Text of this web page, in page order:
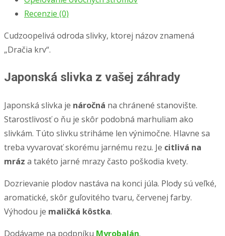
Recenzie (0)
Cudzoopelivá odroda slivky, ktorej názov znamená
„Dračia krv“.
Japonská slivka z vašej záhrady
Japonská slivka je náročná na chránené stanovište.
Starostlivosť o ňu je skôr podobná marhuliam ako
slivkám. Túto slivku striháme len výnimočne. Hlavne sa
treba vyvarovať skorému jarnému rezu. Je citlivá na
mráz a takéto jarné mrazy často poškodia kvety.
Dozrievanie plodov nastáva na konci júla. Plody sú veľké,
aromatické, skôr guľovitého tvaru, červenej farby.
Výhodou je maličká kôstka.
Dodávame na podpníku Myrobalán.